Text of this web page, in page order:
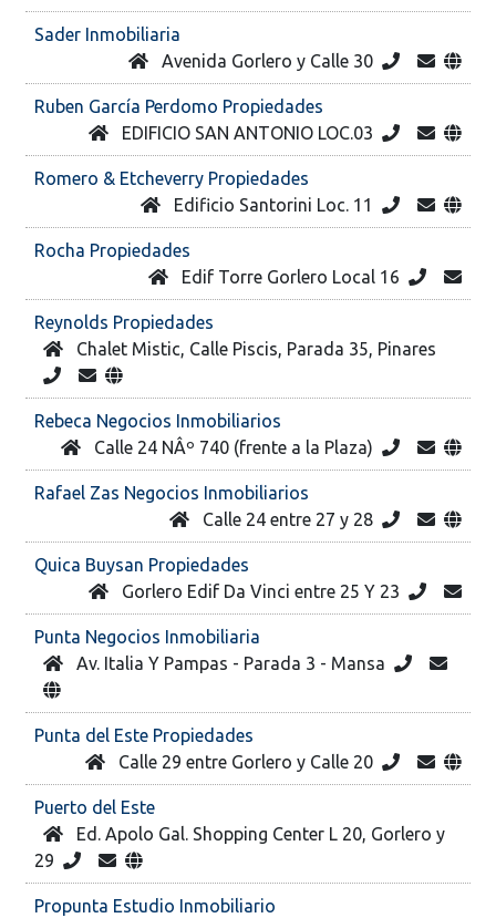
Sader Inmobiliaria
Avenida Gorlero y Calle 30
Ruben García Perdomo Propiedades
EDIFICIO SAN ANTONIO LOC.03
Romero & Etcheverry Propiedades
Edificio Santorini Loc. 11
Rocha Propiedades
Edif Torre Gorlero Local 16
Reynolds Propiedades
Chalet Mistic, Calle Piscis, Parada 35, Pinares
Rebeca Negocios Inmobiliarios
Calle 24 NÂº 740 (frente a la Plaza)
Rafael Zas Negocios Inmobiliarios
Calle 24 entre 27 y 28
Quica Buysan Propiedades
Gorlero Edif Da Vinci entre 25 Y 23
Punta Negocios Inmobiliaria
Av. Italia Y Pampas - Parada 3 - Mansa
Punta del Este Propiedades
Calle 29 entre Gorlero y Calle 20
Puerto del Este
Ed. Apolo Gal. Shopping Center L 20, Gorlero y
29
Propunta Estudio Inmobiliario